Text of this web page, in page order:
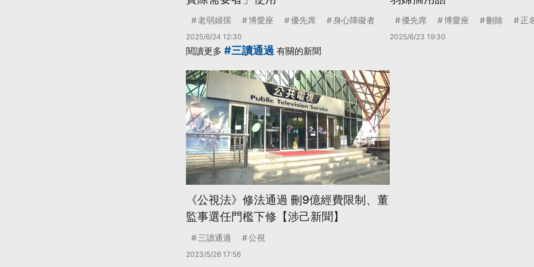
老弱婦孺 博愛座 優先席 身心障礙者
2025/6/24 12:30
優先席 博愛座 刪除 正
2025/6/23 19:30
閱讀更多 #三讀通過 有關的新聞
《公視法》修法通過 刪9億經費限制、董
監事選任門檻下修【涉己新聞】
三讀通過 公視
2023/5/26 17:56